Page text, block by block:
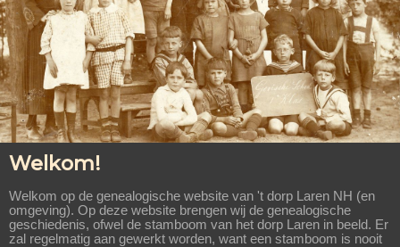
Welkom!
Welkom op de genealogische website van 't dorp Laren NH (en
omgeving). Op deze website brengen wij de genealogische
geschiedenis, ofwel de stamboom van het dorp Laren in beeld. Er
zal regelmatig aan gewerkt worden, want een stamboom is nooit